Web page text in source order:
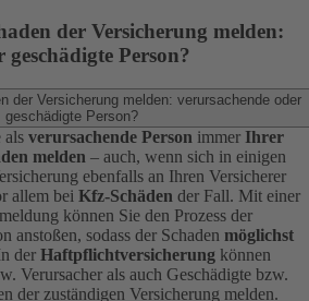
der Versicherung melden:
Person?
der Versicherung melden: verursachende oder
geschädigte Person?
als verursachende Person immer Ihrer
melden – auch, wenn sich in einigen
ebenfalls an Ihren Versicherer
allem bei Kfz-Schäden der Fall. Mit einer
können Sie den Prozess der
anstoßen, sodass der Schaden möglichst
der Haftpflichtversicherung können
Verursacher als auch Geschädigte bzw.
der zuständigen Versicherung melden.